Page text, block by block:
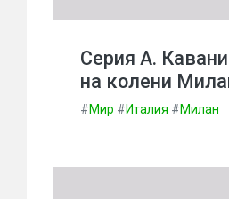
Серия А.
на колени
#Мир #Италия #Милан